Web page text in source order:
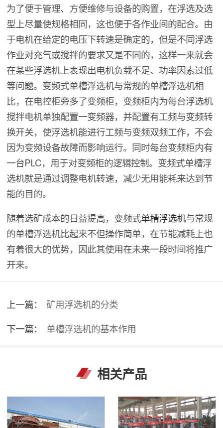
为了便于管理、方便维修与设备的购置，在浮选及选
型上尽量使规格相同，这也便于各作业间的配合。由
于电机在给定的电压下转速是确定的，但是不同浮选
作业对充气或搅拌的要求又是不同的，这样一来就会
在某些浮选机上表现出电机负载不足、功率因素过低
等问题。变频式单槽浮选机与常规的单槽浮选机相
比，在电控柜旁多了变频柜，变频柜内为每台浮选机
搅拌电机单独配置一变频器，并配置有工频与变频转
换开关，使浮选机能进行工频与变频双频工作，不会
因为变频设备故障而影响运行。同时每台变频柜内有
一台PLC，用于对变频柜的逻辑控制。变频式单槽浮
选机就是通过调整电机转速，减少无用能耗来达到节
能的目的。
随着选矿成本的日益提高，变频式单槽浮选机与常规
的单槽浮选机比起来不但操作简单，在节能减耗上也
有着很大的优势，因此其使用在未来一段时间将推广
开来。
上一篇：
矿用浮选机的分类
下一篇：
单槽浮选机的基本作用
相关产品